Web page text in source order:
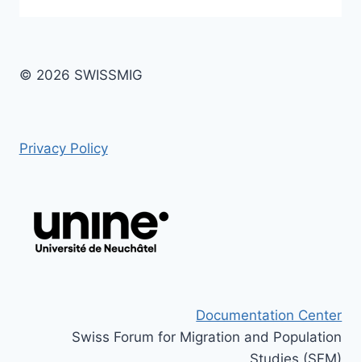
© 2026 SWISSMIG
Privacy Policy
Documentation Center
Swiss Forum for Migration and Population
Studies (SFM)